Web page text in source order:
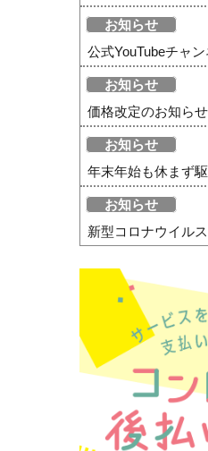
お知らせ
公式YouTubeチャ
お知らせ
価格改定のお知らせ
お知らせ
年末年始も休まず
お知らせ
新型コロナウイル